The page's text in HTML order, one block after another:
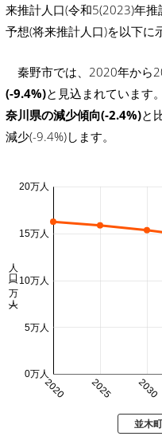
来推計人口(令和5(2023)年
予想(将来推計人口)を以下に
秦野市では、2020年から
(-9.4%)と見込まれています
奈川県の減少傾向(-2.4%)と
減少(-9.4%)します。
2020 2025 2030
0万人
5万人
10万人
15万人
20万人
人口 (万人)
並木